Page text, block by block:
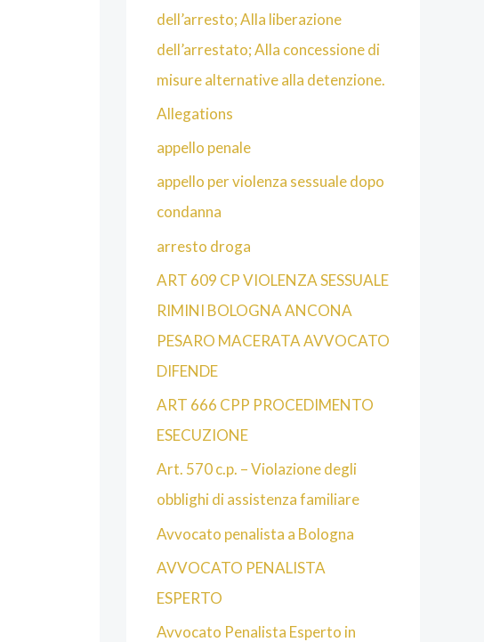
dell’arresto; Alla liberazione
dell’arrestato; Alla concessione di
misure alternative alla detenzione.
Allegations
appello penale
appello per violenza sessuale dopo
condanna
arresto droga
ART 609 CP VIOLENZA SESSUALE
RIMINI BOLOGNA ANCONA
PESARO MACERATA AVVOCATO
DIFENDE
ART 666 CPP PROCEDIMENTO
ESECUZIONE
Art. 570 c.p. – Violazione degli
obblighi di assistenza familiare
Avvocato penalista a Bologna
AVVOCATO PENALISTA
ESPERTO
Avvocato Penalista Esperto in